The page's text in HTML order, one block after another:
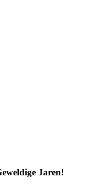
Jaren!